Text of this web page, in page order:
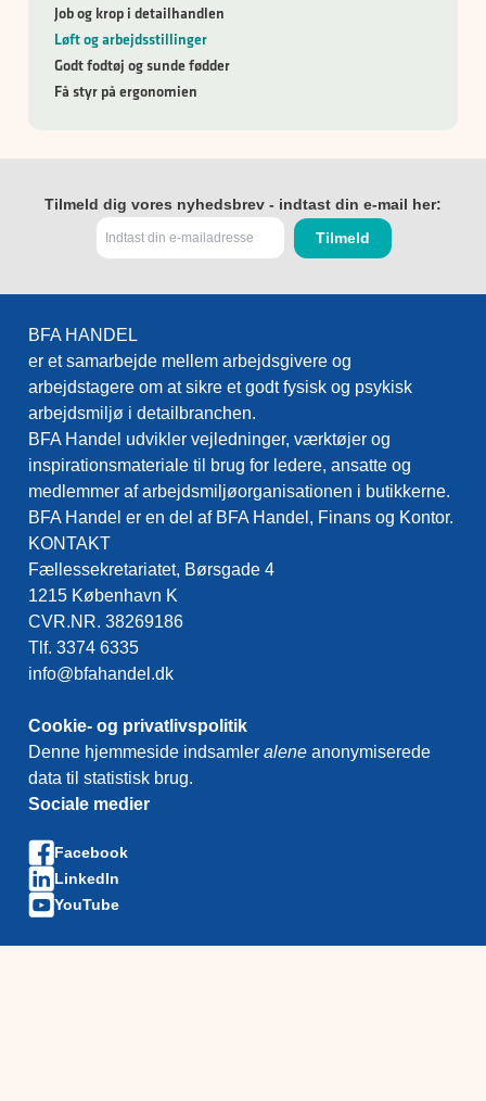
Job og krop i detailhandlen
Løft og arbejdsstillinger
Godt fodtøj og sunde fødder
Få styr på ergonomien
Tilmeld dig vores nyhedsbrev - indtast din e-mail her:
BFA HANDEL
er et samarbejde mellem arbejdsgivere og
arbejdstagere om at sikre et godt fysisk og psykisk
arbejdsmiljø i detailbranchen.
BFA Handel udvikler vejledninger, værktøjer og
inspirationsmateriale til brug for ledere, ansatte og
medlemmer af arbejdsmiljøorganisationen i butikkerne.
BFA Handel er en del af BFA Handel, Finans og Kontor.
KONTAKT
Fællessekretariatet, Børsgade 4
1215 København K
CVR.NR. 38269186
Tlf. 3374 6335
info@bfahandel.dk
Cookie- og privatlivspolitik
Denne hjemmeside indsamler alene anonymiserede
data til statistisk brug.
Sociale medier
Facebook
LinkedIn
YouTube